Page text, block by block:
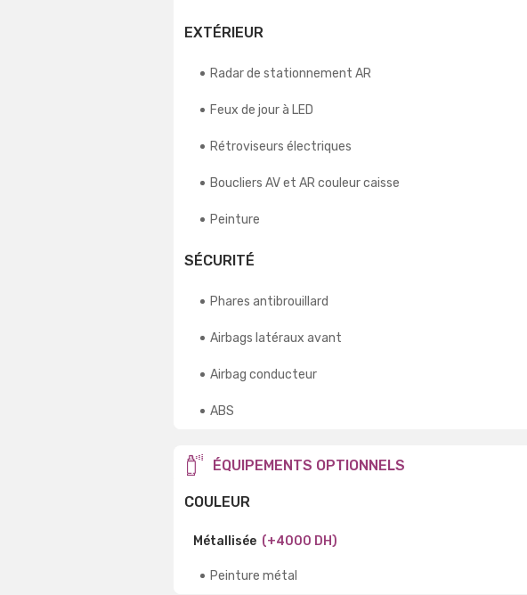
EXTÉRIEUR
Radar de stationnement AR
Feux de jour à LED
Rétroviseurs électriques
Boucliers AV et AR couleur caisse
Peinture
SÉCURITÉ
Phares antibrouillard
Airbags latéraux avant
Airbag conducteur
ABS
ÉQUIPEMENTS OPTIONNELS
COULEUR
Métallisée (+4000 DH)
Peinture métal